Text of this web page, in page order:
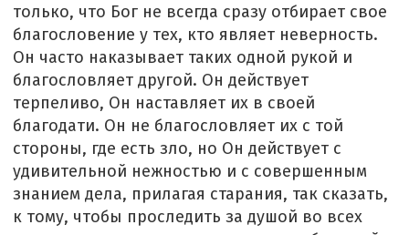
только, что Бог не всегда сразу отбирает свое
благословение у тех, кто являет неверность.
Он часто наказывает таких одной рукой и
благословляет другой. Он действует
терпеливо, Он наставляет их в своей
благодати. Он не благословляет их с той
стороны, где есть зло, но Он действует с
удивительной нежностью и с совершенным
знанием дела, прилагая старания, так сказать,
к тому, чтобы проследить за душой во всех